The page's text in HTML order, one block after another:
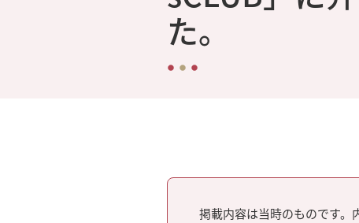
た。
掲載内容は当時のものです。